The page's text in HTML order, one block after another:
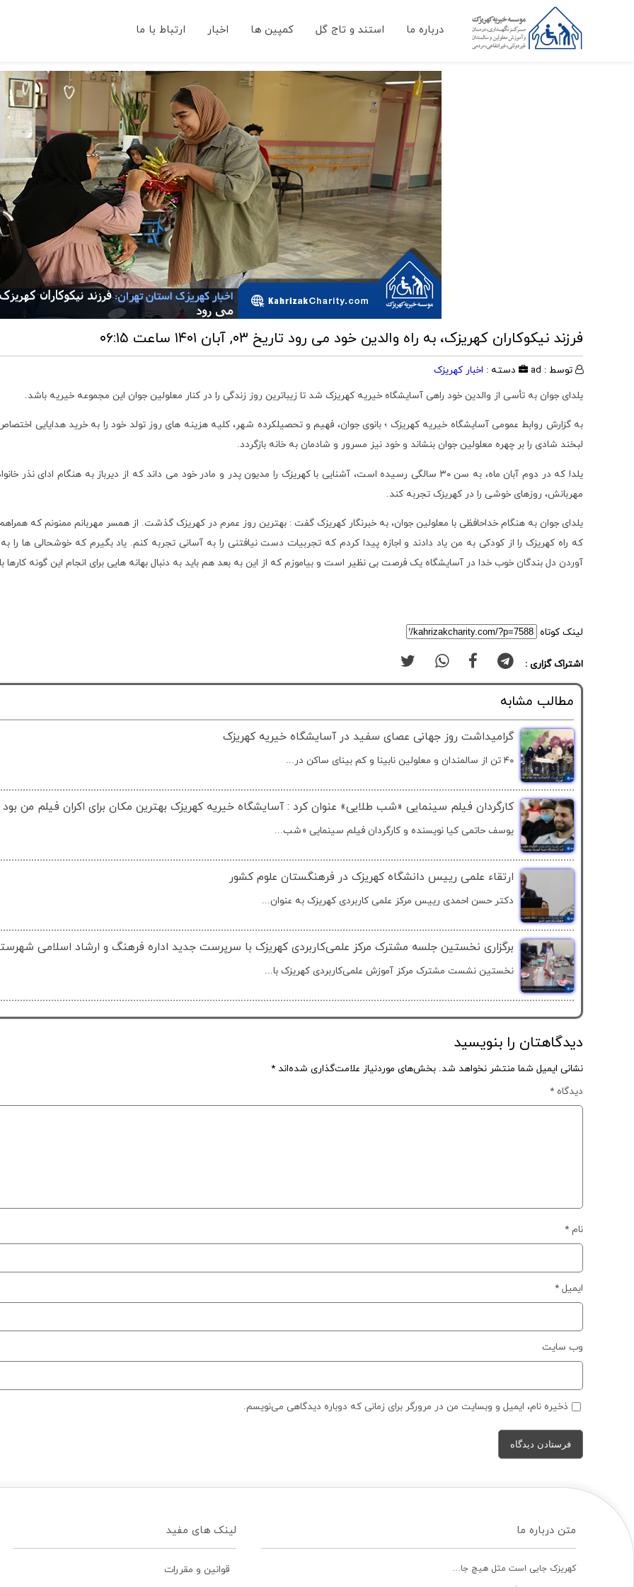
درباره ما استند و تاج گل کمپین ها اخبار ارتباط با ما
فرزند نیکوکاران کهریزک، به راه والدین خود می رود تاریخ ۰۳, آبان ۱۴۰۱ ساعت ۰۶:۱۵
توسط : ad دسته : اخبار کهریزک
یلدای جوان به تأسی از والدین خود راهی آسایشگاه خیریه کهریزک شد تا زیباترین روز زندگی را در کنار معلولین جوان این مجموعه خیریه باشد.
به گزارش روابط عمومی آسایشگاه خیریه کهریزک ؛ بانوی جوان، فهیم و تحصیلکرده شهر، کلیه هزینه های روز تولد خود را به خرید هدایایی
لبخند شادی را بر چهره معلولین جوان بنشاند و خود نیز مسرور و شادمان به خانه بازگردد.
یلدا که در دوم آبان ماه، به سن ۳۰ سالگی رسیده است، آشنایی با کهریزک را مدیون پدر و مادر خود می داند که از دیرباز به هنگام
مهربانش، روزهای خوشی را در کهریزک تجربه کند.
یلدای جوان به هنگام خداحافظی با معلولین جوان، به خبرنگار کهریزک گفت : بهترین روز عمرم در کهریزک گذشت. از همسر مهربانم ممنونم که همراهم
که راه کهریزک را از کودکی به من یاد دادند و اجازه پیدا کردم که تجربیات دست نیافتنی را به آسانی تجربه کنم. یاد بگیرم که خوشحالی ها
آوردن دل بندگان خوب خدا در آسایشگاه یک فرصت بی نظیر است و بیاموزم که از این به بعد هم باید به دنبال بهانه هایی برای انجام این گونه کارها
لینک کوتاه
اشتراک گزاری :
مطالب مشابه
گرامیداشت روز جهانی عصای سفید در آسایشگاه خیریه کهریزک
۴۰ تن از سالمندان و معلولین نابینا و کم بینای ساکن در...
کارگردان فیلم سینمایی «شب طلایی» عنوان کرد : آسایشگاه خیریه کهریزک بهترین مکان برای اکران فیلم من بود
یوسف حاتمی کیا نویسنده و کارگردان فیلم سینمایی «شب...
ارتقاء علمی رییس دانشگاه کهریزک در فرهنگستان علوم کشور
دکتر حسن احمدی رییس مرکز علمی کاربردی کهریزک به عنوان...
برگزاری نخستین جلسه مشترک مرکز علمی‌کاربردی کهریزک با سرپرست جدید اداره فرهنگ و ارشاد اسلامی
نخستین نشست مشترک مرکز آموزش علمی‌کاربردی کهریزک با...
دیدگاهتان را بنویسید
نشانی ایمیل شما منتشر نخواهد شد. بخش‌های موردنیاز علامت‌گذاری شده‌اند *
دیدگاه *
نام *
ایمیل *
وب‌ سایت
ذخیره نام، ایمیل و وبسایت من در مرورگر برای زمانی که دوباره دیدگاهی می‌نویسم.
متن درباره ما
کهریزک جایی است مثل هیچ جا…
لینک های مفید
قوانین و مقررات